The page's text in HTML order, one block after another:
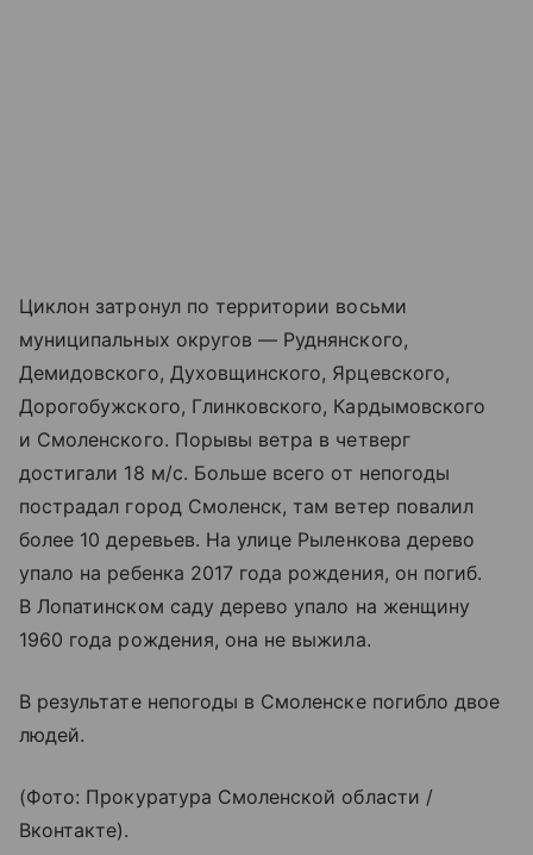
Циклон затронул по территории восьми
муниципальных округов — Руднянского,
Демидовского, Духовщинского, Ярцевского,
Дорогобужского, Глинковского, Кардымовского
и Смоленского. Порывы ветра в четверг
достигали 18 м/с. Больше всего от непогоды
пострадал город Смоленск, там ветер повалил
более 10 деревьев. На улице Рыленкова дерево
упало на ребенка 2017 года рождения, он погиб.
В Лопатинском саду дерево упало на женщину
1960 года рождения, она не выжила.
В результате непогоды в Смоленске погибло двое
людей.
(Фото: Прокуратура Смоленской области /
Вконтакте).